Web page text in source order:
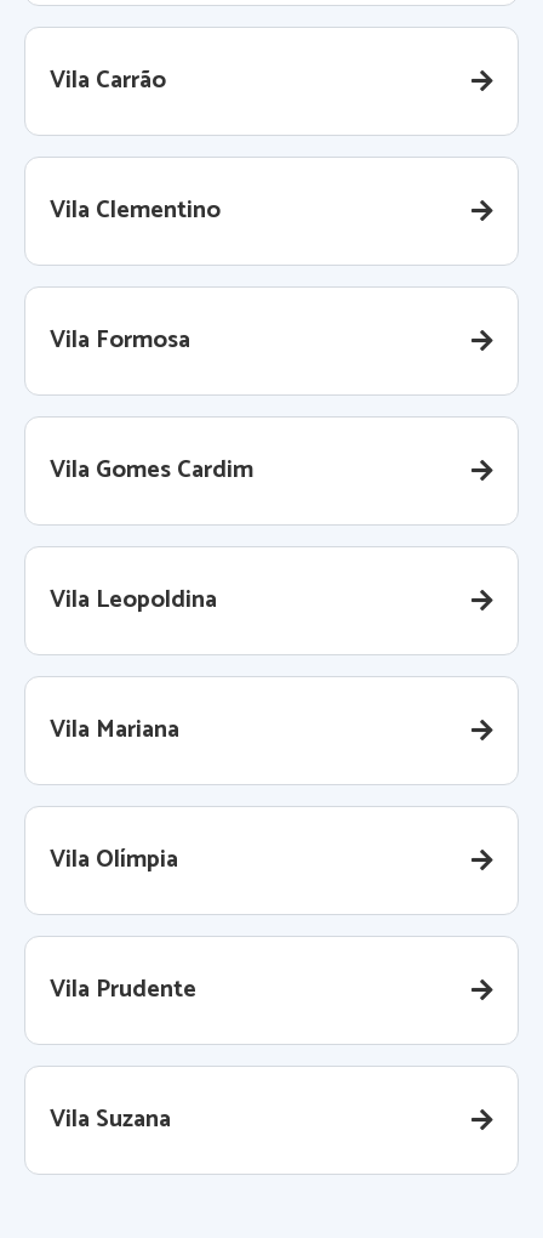
Vila Carrão
Vila Clementino
Vila Formosa
Vila Gomes Cardim
Vila Leopoldina
Vila Mariana
Vila Olímpia
Vila Prudente
Vila Suzana